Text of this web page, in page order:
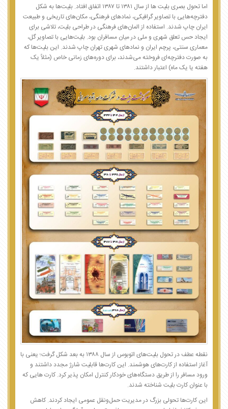
اما تحول بصری بلیت ها از سال ۱۳۸۱ تا ۱۳۸۷ اتفاق افتاد. بلیت‌ها به شکل
دفترچه‌هایی با تصاویر گرافیکی، نمادهای فرهنگی، مکان‌های تاریخی و طبیعت
ایران چاپ شدند. استفاده از المان‌های فرهنگی در طراحی بلیت، تلاشی برای
ایجاد حس تعلق شهری و ملی در میان مسافران بود. بلیت‌هایی با تصاویر گل،
معماری سنتی، پرچم ایران و نمادهای شهری تهران چاپ شدند. این بلیت‌ها که
به صورت دفترچه‌ای فروخته می‌شدند، برای دوره‌های زمانی خاص (مثلاً یک
هفته یا یک ماه) اعتبار داشتند.
نقطه عطف در تحول بلیت‌های اتوبوس از سال ۱۳۸۸ به بعد شکل گرفت؛ یعنی با
آغاز استفاده از کارت‌های هوشمند. این کارت‌ها قابلیت شارژ مجدد داشتند و
ورود مسافر را از طریق دستگاه‌های خودکار کنترل امکان پذیر کرد. کارت هایی که
با عنوان کارت بلیت شناخته شدند.
این کارت‌ها تحولی بزرگ در مدیریت حمل‌ونقل عمومی ایجاد کردند. کاهش